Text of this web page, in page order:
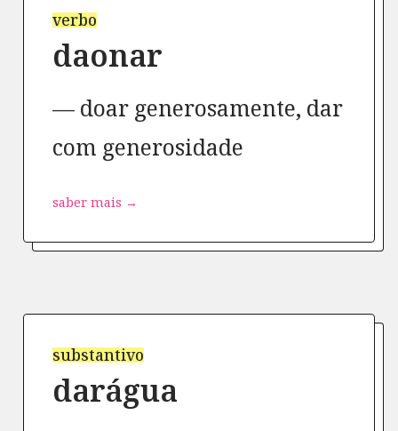
verbo
daonar
doar generosamente, dar
com generosidade
saber mais →
substantivo
darágua